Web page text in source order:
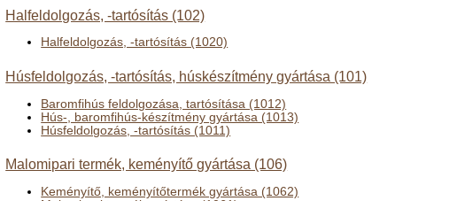
Halfeldolgozás, -tartósítás (102)
Halfeldolgozás, -tartósítás (1020)
Húsfeldolgozás, -tartósítás, húskészítmény gyártása (101)
Baromfihús feldolgozása, tartósítása (1012)
Hús-, baromfihús-készítmény gyártása (1013)
Húsfeldolgozás, -tartósítás (1011)
Malomipari termék, keményítő gyártása (106)
Keményítő, keményítőtermék gyártása (1062)